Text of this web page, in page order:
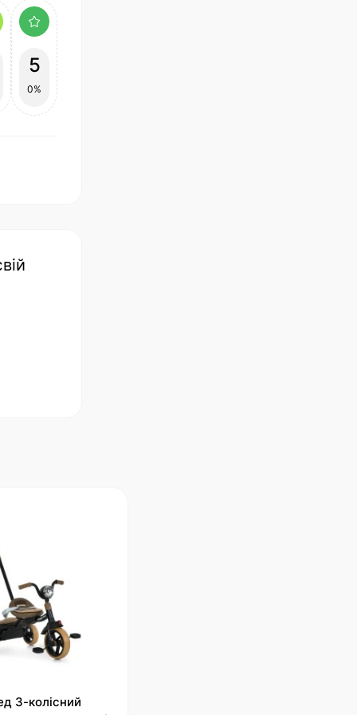
5
0%
3-колісний